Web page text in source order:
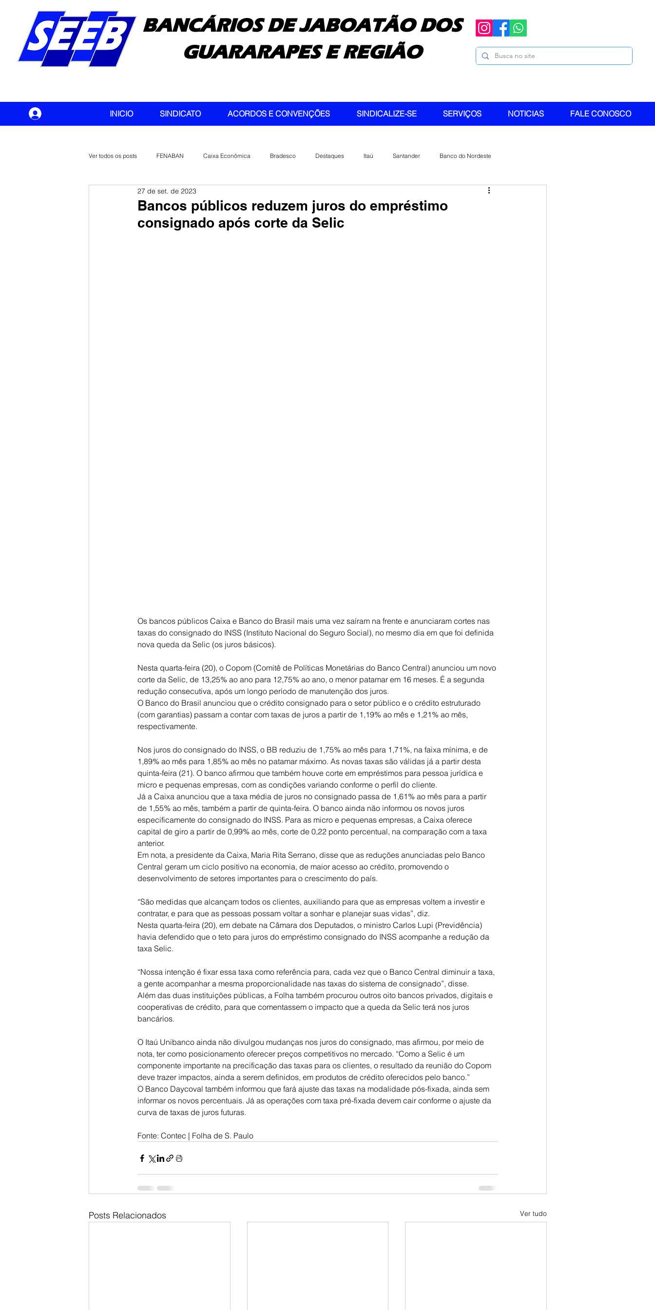
BANCÁRIOS DE JABOATÃO DOS
GUARARAPES E REGIÃO
INICIO SINDICATO ACORDOS E CONVENÇÕES SINDICALIZE-SE SERVIÇOS NOTICIAS FALE CONOSCO
Ver todos os posts FENABAN Caixa Econômica Bradesco Destaques Itaú Santander Banco do Nordeste
Banco do Brasil CONTEC
Bancos públicos reduzem juros do empréstimo
consignado após corte da Selic
27 de set. de 2023
Os bancos públicos Caixa e Banco do Brasil mais uma vez saíram na frente e anunciaram cortes nas
taxas do consignado do INSS (Instituto Nacional do Seguro Social), no mesmo dia em que foi definida
nova queda da Selic (os juros básicos).
Nesta quarta-feira (20), o Copom (Comitê de Políticas Monetárias do Banco Central) anunciou um novo
corte da Selic, de 13,25% ao ano para 12,75% ao ano, o menor patamar em 16 meses. É a segunda
redução consecutiva, após um longo período de manutenção dos juros.
O Banco do Brasil anunciou que o crédito consignado para o setor público e o crédito estruturado
(com garantias) passam a contar com taxas de juros a partir de 1,19% ao mês e 1,21% ao mês,
respectivamente.
Nos juros do consignado do INSS, o BB reduziu de 1,75% ao mês para 1,71%, na faixa mínima, e de
1,89% ao mês para 1,85% ao mês no patamar máximo. As novas taxas são válidas já a partir desta
quinta-feira (21). O banco afirmou que também houve corte em empréstimos para pessoa jurídica e
micro e pequenas empresas, com as condições variando conforme o perfil do cliente.
Já a Caixa anunciou que a taxa média de juros no consignado passa de 1,61% ao mês para a partir
de 1,55% ao mês, também a partir de quinta-feira. O banco ainda não informou os novos juros
especificamente do consignado do INSS. Para as micro e pequenas empresas, a Caixa oferece
capital de giro a partir de 0,99% ao mês, corte de 0,22 ponto percentual, na comparação com a taxa
anterior.
Em nota, a presidente da Caixa, Maria Rita Serrano, disse que as reduções anunciadas pelo Banco
Central geram um ciclo positivo na economia, de maior acesso ao crédito, promovendo o
desenvolvimento de setores importantes para o crescimento do país.
“São medidas que alcançam todos os clientes, auxiliando para que as empresas voltem a investir e
contratar, e para que as pessoas possam voltar a sonhar e planejar suas vidas”, diz.
Nesta quarta-feira (20), em debate na Câmara dos Deputados, o ministro Carlos Lupi (Previdência)
havia defendido que o teto para juros do empréstimo consignado do INSS acompanhe a redução da
taxa Selic.
“Nossa intenção é fixar essa taxa como referência para, cada vez que o Banco Central diminuir a taxa,
a gente acompanhar a mesma proporcionalidade nas taxas do sistema de consignado”, disse.
Além das duas instituições públicas, a Folha também procurou outros oito bancos privados, digitais e
cooperativas de crédito, para que comentassem o impacto que a queda da Selic terá nos juros
bancários.
O Itaú Unibanco ainda não divulgou mudanças nos juros do consignado, mas afirmou, por meio de
nota, ter como posicionamento oferecer preços competitivos no mercado. “Como a Selic é um
componente importante na precificação das taxas para os clientes, o resultado da reunião do Copom
deve trazer impactos, ainda a serem definidos, em produtos de crédito oferecidos pelo banco.”
O Banco Daycoval também informou que fará ajuste das taxas na modalidade pós-fixada, ainda sem
informar os novos percentuais. Já as operações com taxa pré-fixada devem cair conforme o ajuste da
curva de taxas de juros futuras.
Fonte: Contec | Folha de S. Paulo
Posts Relacionados Ver tudo